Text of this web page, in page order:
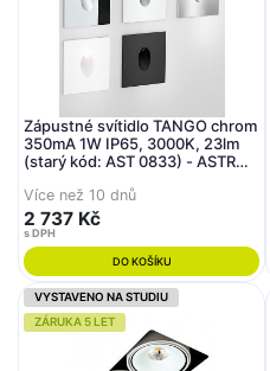
Zápustné svítidlo TANGO chrom
350mA 1W IP65, 3000K, 23lm
(starý kód: AST 0833) - ASTRO
Více než 10 dnů
2 737 Kč
s DPH
DO KOŠÍKU
VYSTAVENO NA STUDIU
ZÁRUKA 5 LET